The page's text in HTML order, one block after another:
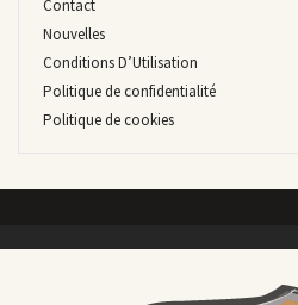
Contact
Nouvelles
Conditions D’Utilisation
Politique de confidentialité
Politique de cookies